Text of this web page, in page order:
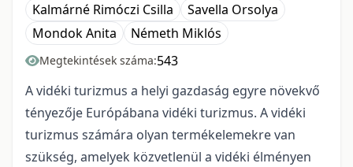
Kalmárné Rimóczi Csilla
Savella Orsolya
Mondok Anita
Németh Miklós
Megtekintések száma:543
A vidéki turizmus a helyi gazdaság egyre növekvő
tényezője Európábana vidéki turizmus. A vidéki
turizmus számára olyan termékelemekre van
szükség, amelyek közvetlenül a vidéki élményen